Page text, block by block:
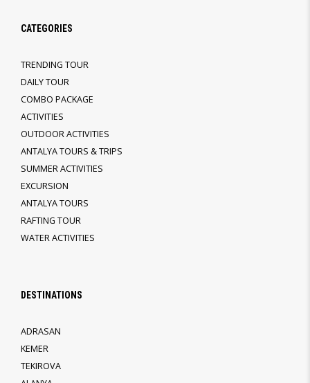
CATEGORIES
TRENDING TOUR
DAILY TOUR
COMBO PACKAGE
ACTIVITIES
OUTDOOR ACTIVITIES
ANTALYA TOURS & TRIPS
SUMMER ACTIVITIES
EXCURSION
ANTALYA TOURS
RAFTING TOUR
WATER ACTIVITIES
DESTINATIONS
ADRASAN
KEMER
TEKIROVA